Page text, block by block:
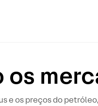
os
e os preços do